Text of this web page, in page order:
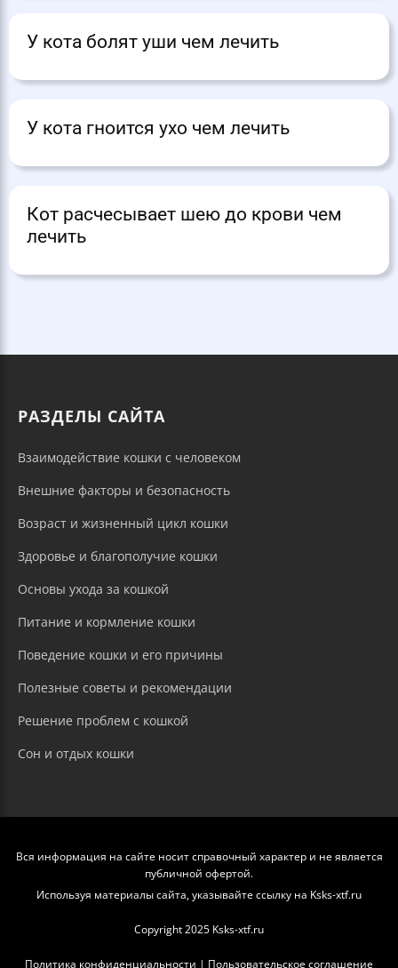
У кота болят уши чем лечить
У кота гноится ухо чем лечить
Кот расчесывает шею до крови чем
лечить
РАЗДЕЛЫ САЙТА
Взаимодействие кошки с человеком
Внешние факторы и безопасность
Возраст и жизненный цикл кошки
Здоровье и благополучие кошки
Основы ухода за кошкой
Питание и кормление кошки
Поведение кошки и его причины
Полезные советы и рекомендации
Решение проблем с кошкой
Сон и отдых кошки
Вся информация на сайте носит справочный характер и не является
публичной офертой.
Используя материалы сайта, указывайте ссылку на Ksks-xtf.ru
Copyright 2025 Ksks-xtf.ru
Политика конфиденциальности | Пользовательское соглашение